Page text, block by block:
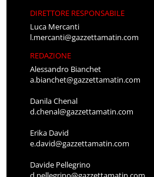
DIRETTORE RESPONSABILE
Luca Mercanti
l.mercanti@gazzettamatin.com
REDAZIONE
Alessandro Bianchet
a.bianchet@gazzettamatin.com
Danila Chenal
d.chenal@gazzettamatin.com
Erika David
e.david@gazzettamatin.com
Davide Pellegrino